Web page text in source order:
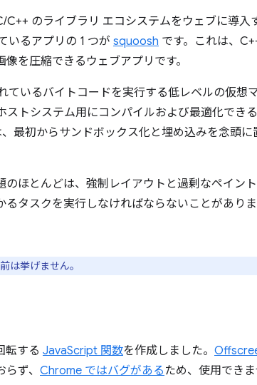
のライブラリ エコシステムをウェブに導入
いるアプリの 1 つが squoosh です。これは、
を圧縮できるウェブアプリです。
ているバイトコードを実行する低レベルの仮想
トシステム用にコンパイルおよび最適化でき
最初からサンドボックス化と埋め込みを念頭
ほとんどは、強制レイアウトと過剰なペイン
タスクを実行しなければならないことがあり
は挙げません。
転する JavaScript 関数を作成しました。
ず、 Chrome ではバグがある ため、使用できま